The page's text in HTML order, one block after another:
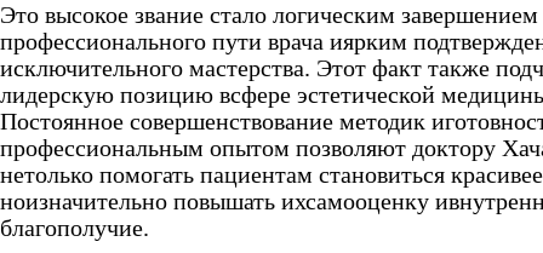
Это высокое звание стало логическим
профессионального пути врача иярким
исключительного мастерства. Этот факт также
лидерскую позицию всфере эстетической
Постоянное совершенствование методик
профессиональным опытом позволяют доктору
нетолько помогать пациентам становиться
ноизначительно повышать ихсамооценку
благополучие.